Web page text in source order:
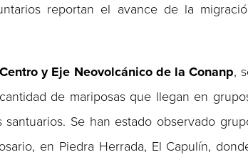
reportan el avance de la
y Eje Neovolcánico de la Conanp,
de mariposas que llegan en
Se han estado observado
en Piedra Herrada, El Capulín,